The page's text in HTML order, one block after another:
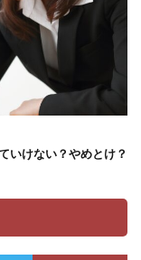
いけない？やめとけ？